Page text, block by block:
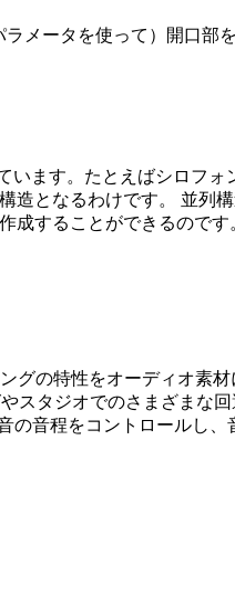
メータを使って）開口部
ます。たとえばシロフ
となるわけです。 並列
することができるので
グの特性をオーディオ素
スタジオでのさまざまな
の音程をコントロールし